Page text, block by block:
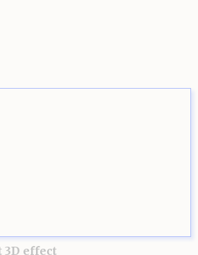
3D effect